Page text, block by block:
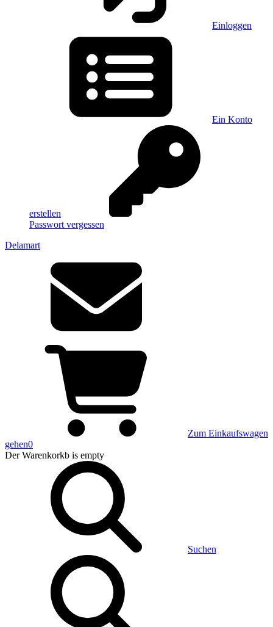
Einloggen
Ein Konto
erstellen
Passwort vergessen
Delamart
Zum Einkaufswagen
gehen0
Der Warenkorkb is empty
Suchen